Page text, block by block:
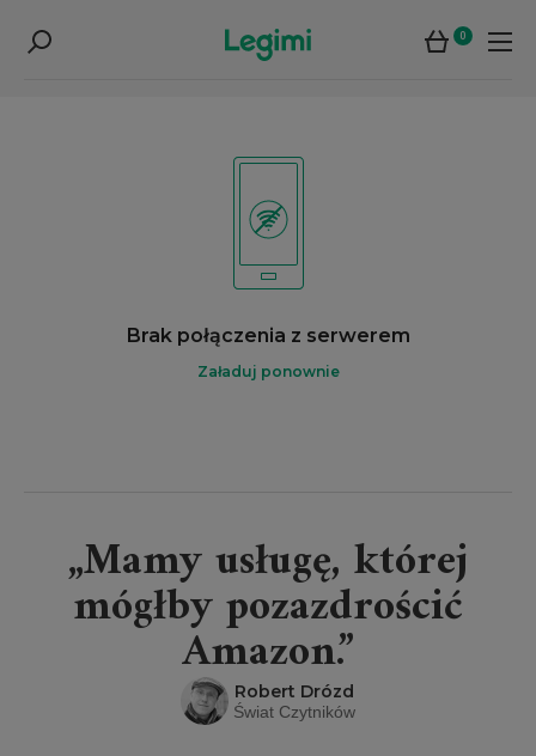
0
Brak połączenia z serwerem
Załaduj ponownie
„Mamy usługę, której
mógłby pozazdrościć
Amazon.”
Robert Drózd
Świat Czytników